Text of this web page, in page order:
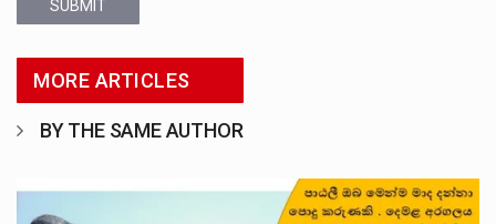
SUBMIT
MORE ARTICLES
BY THE SAME AUTHOR